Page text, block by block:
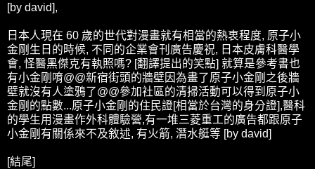
[by david],
日本人現在 60 歲的世代對漫畫就有相當的熱衷程度, 原子小
金剛生日的時候, 不同的企業會刊廣告慶祝, 日本皮膚科醫學
會, 怪醫黑傑克有執照嗎? [翻譯提出的笑點] 就算是參考書也
有小金剛唷@@新宿街頭的牆壁因為畫了原子小金剛之後牆
壁就沒有人塗鴉了@@參加社區的清掃活動可以得到原子小
金剛的點數...原子小金剛的住民證[相當於台灣的身分證],醫科
的學生用漫畫作外科體驗營,有一堆三菱重工的廣告都跟原子
小金剛有關係來不及敘述, 有火箭, 潛水艇等 [by david]
[結尾]